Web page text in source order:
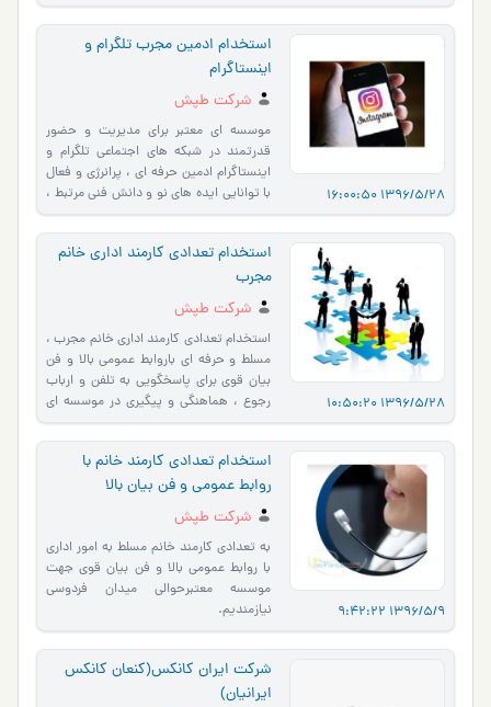
1396/5/28 16:00:50
استخدام ادمین مجرب تلگرام و
اینستاگرام
شرکت طپش
موسسه ای معتبر برای مدیریت و حضور
قدرتمند در شبکه های اجتماعی تلگرام و
اینستاگرام ادمین حرفه ای ، پرانرژی و فعال
با توانایی ایده های نو و دانش فنی مرتبط ،
با شرایط ذیل…
1396/5/28 10:50:20
استخدام تعدادی کارمند اداری خانم
مجرب
شرکت طپش
استخدام تعدادی کارمند اداری خانم مجرب ،
مسلط و حرفه ای باروابط عمومی بالا و فن
بیان قوی برای پاسخگویی به تلفن و ارباب
رجوع ، هماهنگی و پیگیری در موسسه ای
معتبر حوالی م…
1396/5/9 9:42:22
استخدام تعدادی کارمند خانم با
روابط عمومی و فن بیان بالا
شرکت طپش
به تعدادی کارمند خانم مسلط به امور اداري
با روابط عمومي بالا و فن بيان قوي جهت
موسسه معتبرحوالي ميدان فردوسي
نيازمنديم.
*************************امنیت
محیط شغلی صد درصد مورد تضم…
شرکت ایران کانکس(کنعان کانکس
ایرانیان)